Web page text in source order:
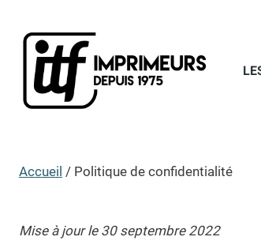
contenu
Accueil / Politique de confidentialité
Mise à jour le 30 septembre 2022